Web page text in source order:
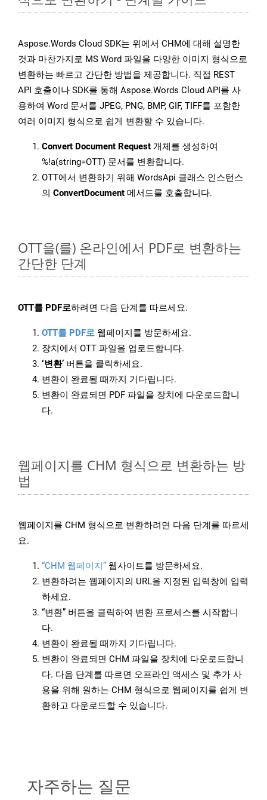
Aspose.Words Cloud SDK는 위에서 CHM에 대해 설명한
것과 마찬가지로 MS Word 파일을 다양한 이미지 형식으로
변환하는 빠르고 간단한 방법을 제공합니다. 직접 REST
API 호출이나 SDK를 통해 Aspose.Words Cloud API를 사
용하여 Word 문서를 JPEG, PNG, BMP, GIF, TIFF를 포함한
여러 이미지 형식으로 쉽게 변환할 수 있습니다.
Convert Document Request 개체를 생성하여
%!a(string=OTT) 문서를 변환합니다.
OTT에서 변환하기 위해 WordsApi 클래스 인스턴스
의 ConvertDocument 메서드를 호출합니다.
OTT을(를) 온라인에서 PDF로 변환하는
간단한 단계
OTT를 PDF로하려면 다음 단계를 따르세요.
OTT를 PDF로 웹페이지를 방문하세요.
장치에서 OTT 파일을 업로드합니다.
‘변환’ 버튼을 클릭하세요.
변환이 완료될 때까지 기다립니다.
변환이 완료되면 PDF 파일을 장치에 다운로드합니
다.
웹페이지를 CHM 형식으로 변환하는 방
법
웹페이지를 CHM 형식으로 변환하려면 다음 단계를 따르세
요.
“CHM 웹페이지” 웹사이트를 방문하세요.
변환하려는 웹페이지의 URL을 지정된 입력창에 입력
하세요.
“변환” 버튼을 클릭하여 변환 프로세스를 시작합니
다.
변환이 완료될 때까지 기다립니다.
변환이 완료되면 CHM 파일을 장치에 다운로드합니
다. 다음 단계를 따르면 오프라인 액세스 및 추가 사
용을 위해 원하는 CHM 형식으로 웹페이지를 쉽게 변
환하고 다운로드할 수 있습니다.
자주하는 질문